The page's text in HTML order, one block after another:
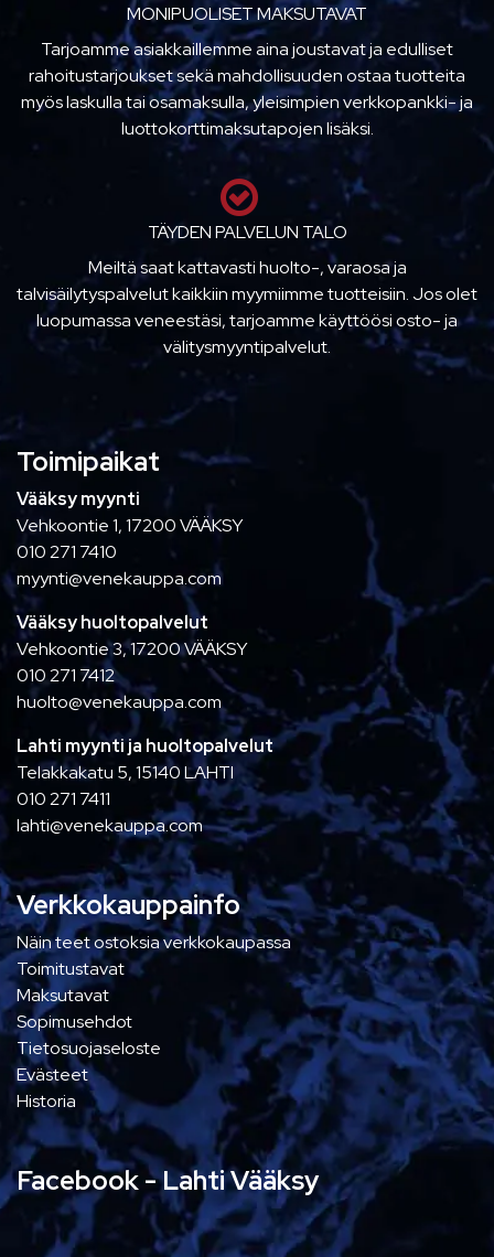
MONIPUOLISET MAKSUTAVAT
Tarjoamme asiakkaillemme aina joustavat ja edulliset
rahoitustarjoukset sekä mahdollisuuden ostaa tuotteita
myös laskulla tai osamaksulla, yleisimpien verkkopankki- ja
luottokorttimaksutapojen lisäksi.
TÄYDEN PALVELUN TALO
Meiltä saat kattavasti huolto-, varaosa ja
talvisäilytyspalvelut kaikkiin myymiimme tuotteisiin. Jos olet
luopumassa veneestäsi, tarjoamme käyttöösi osto- ja
välitysmyyntipalvelut.
Toimipaikat
Vääksy myynti
Vehkoontie 1, 17200 VÄÄKSY
010 271 7410
myynti@venekauppa.com
Vääksy huoltopalvelut
Vehkoontie 3, 17200 VÄÄKSY
010 271 7412
huolto@venekauppa.com
Lahti myynti ja huoltopalvelut
Telakkakatu 5, 15140 LAHTI
010 271 7411
lahti@venekauppa.com
Verkkokauppainfo
Näin teet ostoksia verkkokaupassa
Toimitustavat
Maksutavat
Sopimusehdot
Tietosuojaseloste
Evästeet
Historia
Facebook - Lahti Vääksy